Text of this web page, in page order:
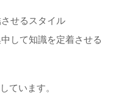
せるスタイル
して知識を定着させる
ています。